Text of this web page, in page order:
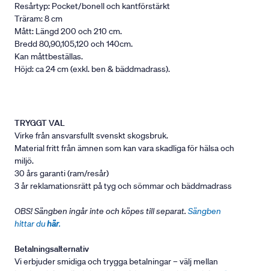
Resårtyp: Pocket/bonell och kantförstärkt
Träram: 8 cm
Mått: Längd 200 och 210 cm.
Bredd 80,90,105,120 och 140cm.
Kan måttbeställas.
Höjd: ca 24 cm (exkl. ben & bäddmadrass).
TRYGGT VAL
Virke från ansvarsfullt svenskt skogsbruk.
Material fritt från ämnen som kan vara skadliga för hälsa och
miljö.
30 års garanti (ram/resår)
3 år reklamationsrätt på tyg och sömmar och bäddmadrass
OBS! Sängben ingår inte och köpes till separat. Sängben
hittar duhär.
Betalningsalternativ
Vi erbjuder smidiga och trygga betalningar – välj mellan